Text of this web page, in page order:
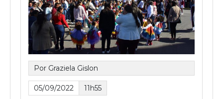
Por Graziela Gislon
05/09/2022 11h55